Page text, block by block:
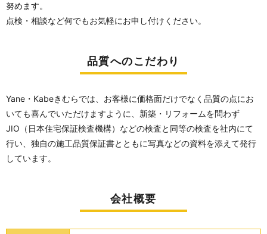
努めます。
点検・相談など何でもお気軽にお申し付けください。
品質へのこだわり
Yane・Kabeきむらでは、お客様に価格面だけでなく品質の点にお
いても喜んでいただけますように、新築・リフォームを問わず
JIO（日本住宅保証検査機構）などの検査と同等の検査を社内にて
行い、独自の施工品質保証書とともに写真などの資料を添えて発行
しています。
会社概要